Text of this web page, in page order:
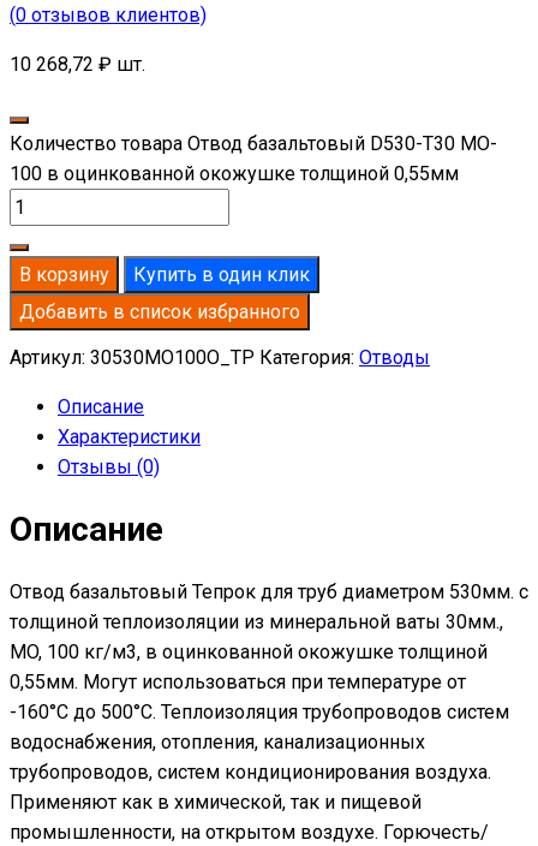
(0 отзывов клиентов)
10 268,72 ₽ шт.
Количество товара Отвод базальтовый D530-T30 MO-
100 в оцинкованной окожушке толщиной 0,55мм
В корзину
Купить в один клик
Добавить в список избранного
Артикул: 30530MO100O_TP Категория: Отводы
Описание
Характеристики
Отзывы (0)
Описание
Отвод базальтовый Тепрок для труб диаметром 530мм. с
толщиной теплоизоляции из минеральной ваты 30мм.,
MO, 100 кг/м3, в оцинкованной окожушке толщиной
0,55мм. Могут использоваться при температуре от
-160°С до 500°С. Теплоизоляция трубопроводов систем
водоснабжения, отопления, канализационных
трубопроводов, систем кондиционирования воздуха.
Применяют как в химической, так и пищевой
промышленности, на открытом воздухе. Горючесть/